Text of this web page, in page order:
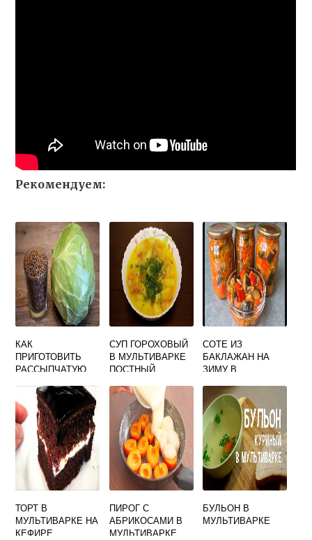
Рекомендуем:
КАК
ПРИГОТОВИТЬ
РАССЫПЧАТУЮ
МУЛЬТИВАРКЕ
БЕЗ МАСЛА НА
ВОДЕ
СУП ГОРОХОВЫЙ
В МУЛЬТИВАРКЕ
ПОСТНЫЙ
СОТЕ ИЗ
БАКЛАЖАН НА
ЗИМУ В
РЕЦЕПТЫ
ТОРТ В
МУЛЬТИВАРКЕ НА
КЕФИРЕ
ПИРОГ С
АБРИКОСАМИ В
МУЛЬТИВАРКЕ
БУЛЬОН В
МУЛЬТИВАРКЕ